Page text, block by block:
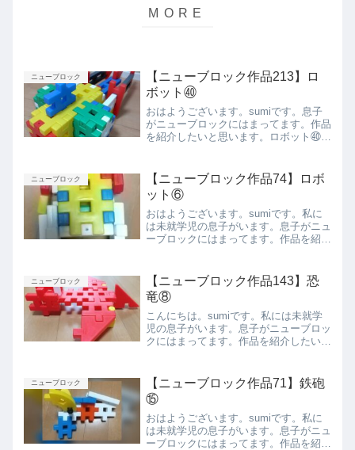
ニューブロック
【ニューブロック作品213】ロ
ボット㊵
おはようございます。sumiです。息子
がニューブロックにはまってます。作品
を紹介したいと思います。ロボット㊵ベ
紹介しました。また紹介します今回は息
子が作ったロボット㉛を...
ニューブロック
【ニューブロック作品74】ロボ
ット⑥
おはようございます。sumiです。私に
は未就学児の息子がいます。息子がニュ
ーブロックにはまってます。作品を紹介
回は息子が作ったロボット⑥を紹介しま
した。また紹介します。
ニューブロック
【ニューブロック作品143】恐
竜⑧
こんにちは。sumiです。私には未就学
児の息子がいます。息子がニューブロッ
クにはまってます。作品を紹介したいと
が足です。足を下にすると立つことがで
きます。上から前から後ろ...
ニューブロック
【ニューブロック作品71】鉄砲
⑮
おはようございます。sumiです。私に
は未就学児の息子がいます。息子がニュ
ーブロックにはまってます。作品を紹介